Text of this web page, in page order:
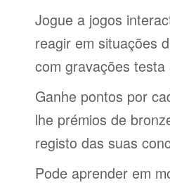
Jogue a jogos
reagir em situações
com gravações
Ganhe pontos por
lhe prémios de
registo das suas
Pode aprender em